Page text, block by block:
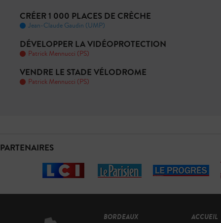
CRÉER 1 000 PLACES DE CRÈCHE
Jean-Claude Gaudin (UMP)
DÉVELOPPER LA VIDÉOPROTECTION
Patrick Mennucci (PS)
VENDRE LE STADE VÉLODROME
Patrick Mennucci (PS)
PARTENAIRES
BORDEAUX
ACCUEIL